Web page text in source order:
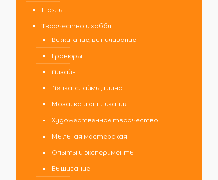
Пазлы
Творчество и хобби
Выжигание, выпиливание
Гравюры
Дизайн
Лепка, слаймы, глина
Мозаика и аппликация
Художественное творчество
Мыльная мастерская
Опыты и эксперименты
Вышивание